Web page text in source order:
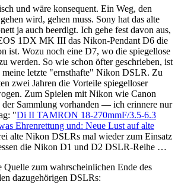
und wäre konsequent. Ein Weg, den
wird, gehen muss. Sony hat das alte
ja auch beerdigt. Ich gehe fest davon aus,
1DX MK III das Nikon-Pendant D6 die
ist. Wozu noch eine D7, wo die spiegellose
werden. So wie schon öfter geschrieben, ist
letzte "ernsthafte" Nikon DSLR. Zu
zwei Jahren die Vorteile spiegelloser
Zum Spielen mit Nikon wie Canon
Sammlung vorhanden — ich erinnere nur
"Di II TAMRON 18-270mmF/3.5-6.3
Ehrenrettung und: Neue Lust auf alte
alte Nikon DSLRs mal wieder zum Einsatz
die Nikon D1 und D2 DSLR-Reihe …
zum wahrscheinlichen Ende des
dazugehörigen DSLRs: